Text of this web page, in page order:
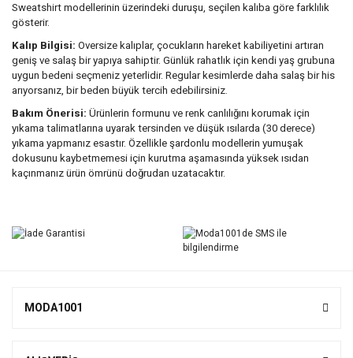
Sweatshirt modellerinin üzerindeki duruşu, seçilen kalıba göre farklılık
gösterir.
Kalıp Bilgisi: Oversize kalıplar, çocukların hareket kabiliyetini artıran
geniş ve salaş bir yapıya sahiptir. Günlük rahatlık için kendi yaş grubuna
uygun bedeni seçmeniz yeterlidir. Regular kesimlerde daha salaş bir his
arıyorsanız, bir beden büyük tercih edebilirsiniz.
Bakım Önerisi: Ürünlerin formunu ve renk canlılığını korumak için
yıkama talimatlarına uyarak tersinden ve düşük ısılarda (30 derece)
yıkama yapmanız esastır. Özellikle şardonlu modellerin yumuşak
dokusunu kaybetmemesi için kurutma aşamasında yüksek ısıdan
kaçınmanız ürün ömrünü doğrudan uzatacaktır.
MODA1001